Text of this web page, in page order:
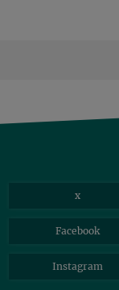
x
Facebook
Instagram